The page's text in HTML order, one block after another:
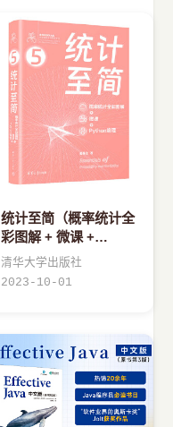
统计至简（概率统计全
彩图解 + 微课 +
Python编程）
清华大学出版社
2023-10-01